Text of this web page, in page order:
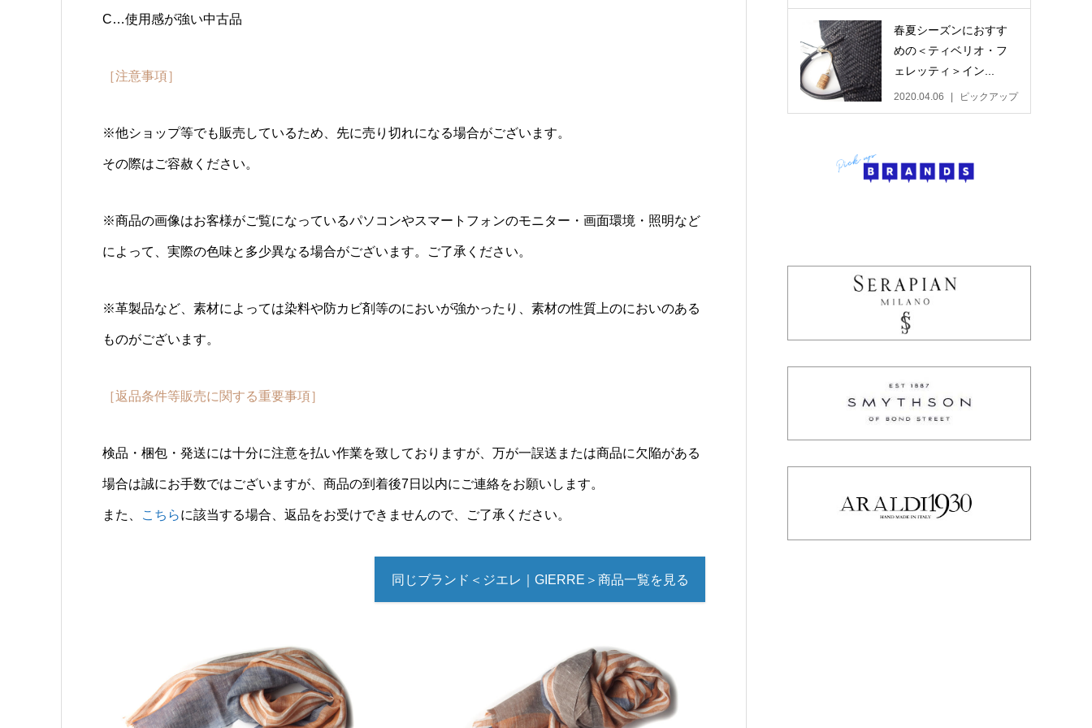
C…使用感が強い中古品
［注意事項］
※他ショップ等でも販売しているため、先に売り切れになる場合がございます。
その際はご容赦ください。
※商品の画像はお客様がご覧になっているパソコンやスマートフォンのモニター・画面環境・照明など
によって、実際の色味と多少異なる場合がございます。ご了承ください。
※革製品など、素材によっては染料や防カビ剤等のにおいが強かったり、素材の性質上のにおいのある
ものがございます。
［返品条件等販売に関する重要事項］
検品・梱包・発送には十分に注意を払い作業を致しておりますが、万が一誤送または商品に欠陥がある
場合は誠にお手数ではございますが、商品の到着後7日以内にご連絡をお願いします。
また、 こちらに該当する場合、返品をお受けできませんので、ご了承ください。
同じブランド＜ジエレ｜GIERRE＞商品一覧を見る
春夏シーズンにおすす
めの＜ティベリオ・フ
ェレッティ＞イン...
2020.04.06 ピックアップ